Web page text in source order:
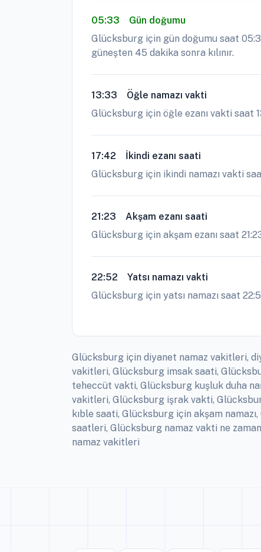
05:33
Gün doğumu
Glücksburg için gün doğumu saat
güneşten 45 dakika sonra kılınır.
13:33
Öğle namazı vakti
Glücksburg için öğle ezanı vakti saat
17:42
İkindi ezanı saati
Glücksburg için ikindi namazı vakti
21:23
Akşam ezanı saati
Glücksburg için akşam ezanı saat
22:52
Yatsı namazı vakti
Glücksburg için yatsı namazı saat
Glücksburg için diyanet namaz vakitleri,
vakitleri, Glücksburg imsak saati,
teheccüt vakti, Glücksburg kuşluk duha
vakitleri, Glücksburg işrak vakti,
kıble saati, Glücksburg için akşam
saatleri, Glücksburg namaz vakti ne
namaz vakitleri